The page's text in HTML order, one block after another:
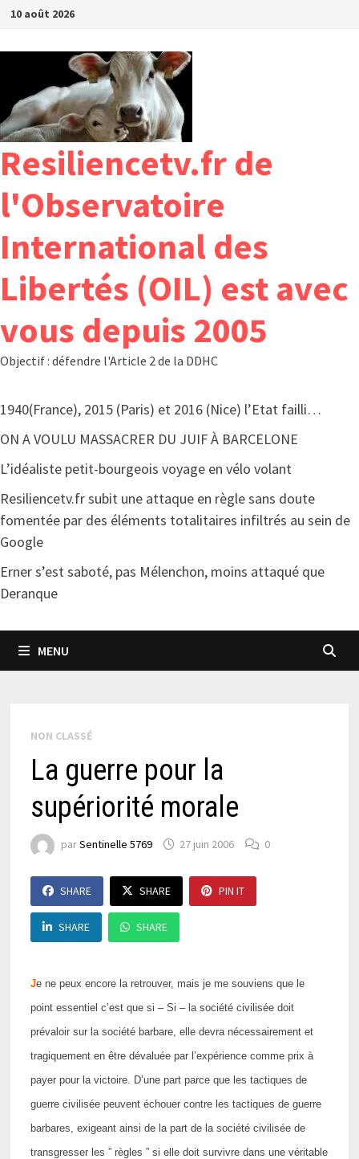
Passer
contenu
10 août 2026
Resiliencetv.fr de
l'Observatoire
International des
Libertés (OIL) est avec
vous depuis 2005
Objectif : défendre l'Article 2 de la DDHC
1940(France), 2015 (Paris) et 2016 (Nice) l’Etat failli…
ON A VOULU MASSACRER DU JUIF À BARCELONE
L’idéaliste petit-bourgeois voyage en vélo volant
Resiliencetv.fr subit une attaque en règle sans doute
fomentée par des éléments totalitaires infiltrés au sein de
Google
Erner s’est saboté, pas Mélenchon, moins attaqué que
Deranque
MENU
NON CLASSÉ
La guerre pour la
supériorité morale
parSentinelle 5769 27 juin 2006 0
SHARE SHARE PIN IT
SHARE SHARE
Je ne peux encore la retrouver, mais je me souviens que le
point essentiel c’est que si – Si – la société civilisée doit
prévaloir sur la société barbare, elle devra nécessairement et
tragiquement en être dévaluée par l’expérience comme prix à
payer pour la victoire. D’une part parce que les tactiques de
guerre civilisée peuvent échouer contre les tactiques de guerre
barbares, exigeant ainsi de la part de la société civilisée de
transgresser les ” règles ” si elle doit survivre dans une véritable